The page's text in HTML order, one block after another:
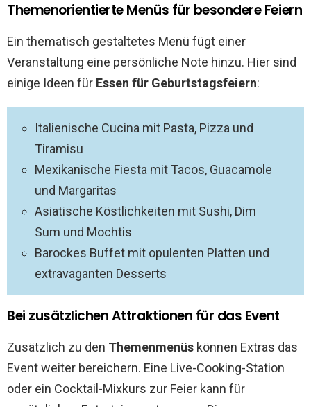
Themenorientierte Menüs für besondere Feiern
Ein thematisch gestaltetes Menü fügt einer
Veranstaltung eine persönliche Note hinzu. Hier sind
einige Ideen für Essen für Geburtstagsfeiern:
Italienische Cucina mit Pasta, Pizza und
Tiramisu
Mexikanische Fiesta mit Tacos, Guacamole
und Margaritas
Asiatische Köstlichkeiten mit Sushi, Dim
Sum und Mochtis
Barockes Buffet mit opulenten Platten und
extravaganten Desserts
Bei zusätzlichen Attraktionen für das Event
Zusätzlich zu den Themenmenüs können Extras das
Event weiter bereichern. Eine Live-Cooking-Station
oder ein Cocktail-Mixkurs zur Feier kann für